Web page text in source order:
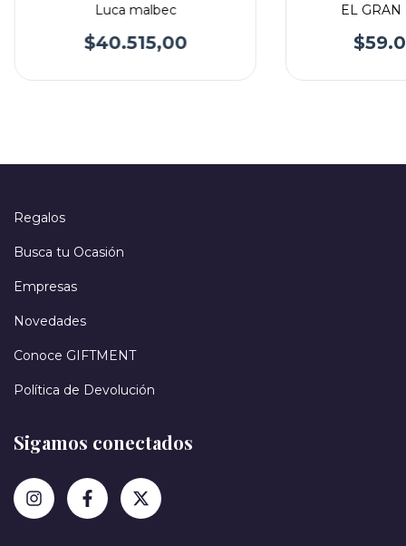
Luca malbec
$40.515,00
EL
Regalos
Busca tu Ocasión
Empresas
Novedades
Conoce GIFTMENT
Política de Devolución
Sigamos conectados